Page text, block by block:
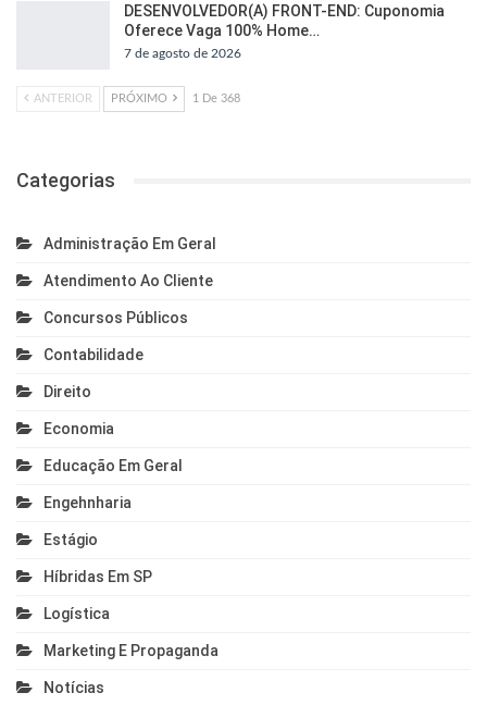
DESENVOLVEDOR(A) FRONT-END: Cuponomia
Oferece Vaga 100% Home…
7 de agosto de 2026
ANTERIOR PRÓXIMO 1 De 368
Categorias
Administração Em Geral
Atendimento Ao Cliente
Concursos Públicos
Contabilidade
Direito
Economia
Educação Em Geral
Engehnharia
Estágio
Híbridas Em SP
Logística
Marketing E Propaganda
Notícias